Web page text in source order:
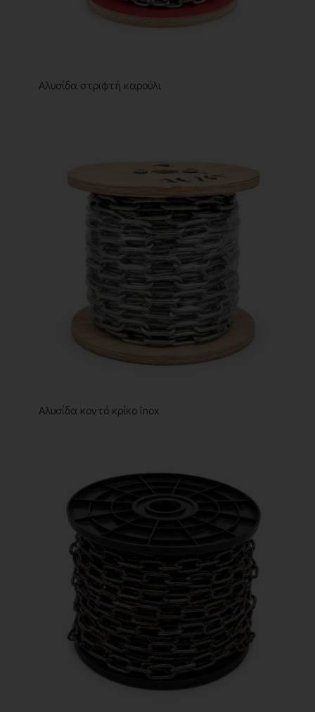
Αλυσίδα στριφτή καρούλι
Αλυσίδα κοντό κρίκο inox